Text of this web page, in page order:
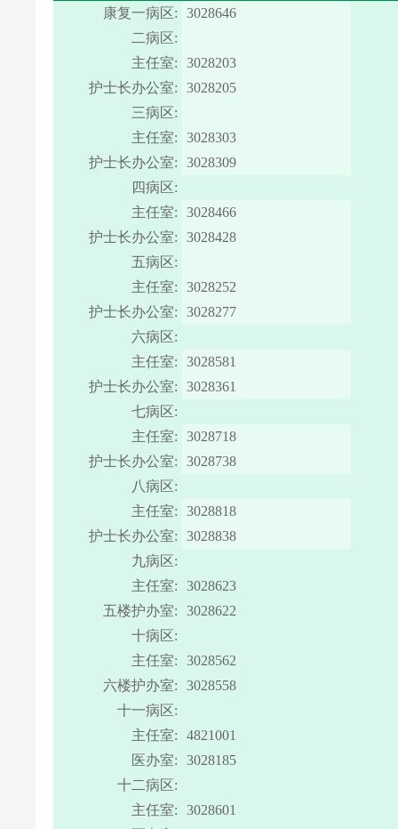
康复一病区:
3028646
二病区:
主任室:
3028203
护士长办公室:
3028205
三病区:
主任室:
3028303
护士长办公室:
3028309
四病区:
主任室:
3028466
护士长办公室:
3028428
五病区:
主任室:
3028252
护士长办公室:
3028277
六病区:
主任室:
3028581
护士长办公室:
3028361
七病区:
主任室:
3028718
护士长办公室:
3028738
八病区:
主任室:
3028818
护士长办公室:
3028838
九病区:
主任室:
3028623
五楼护办室:
3028622
十病区:
主任室:
3028562
六楼护办室:
3028558
十一病区:
主任室:
4821001
医办室:
3028185
十二病区:
主任室:
3028601